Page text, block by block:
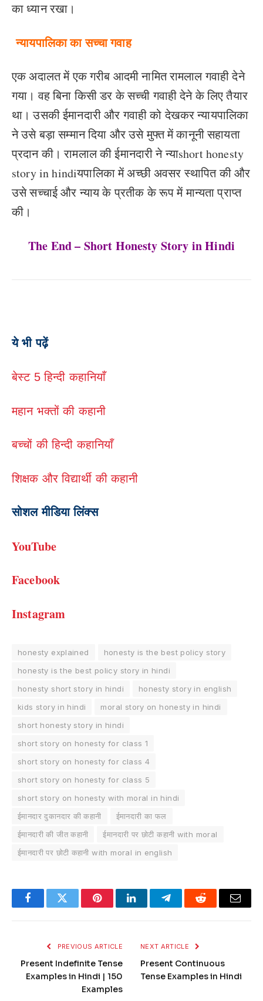
का ध्यान रखा।
न्यायपालिका का सच्चा गवाह
एक अदालत में एक गरीब आदमी नामित रामलाल गवाही देने
गया। वह बिना किसी डर के सच्ची गवाही देने के लिए तैयार
था। उसकी ईमानदारी और गवाही को देखकर न्यायपालिका
ने उसे बड़ा सम्मान दिया और उसे मुफ्त में कानूनी सहायता
प्रदान की। रामलाल की ईमानदारी ने न्याshort honesty
story in hindiयपालिका में अच्छी अवसर स्थापित की और
उसे सच्चाई और न्याय के प्रतीक के रूप में मान्यता प्राप्त
की।
The End – Short Honesty Story in Hindi
ये भी पढ़ें
बेस्ट 5 हिन्दी कहानियाँ
महान भक्तों की कहानी
बच्चों की हिन्दी कहानियाँ
शिक्षक और विद्यार्थी की कहानी
सोशल मीडिया लिंक्स
YouTube
Facebook
Instagram
honesty explained
honesty is the best policy story
honesty is the best policy story in hindi
honesty short story in hindi
honesty story in english
kids story in hindi
moral story on honesty in hindi
short honesty story in hindi
short story on honesty for class 1
short story on honesty for class 4
short story on honesty for class 5
short story on honesty with moral in hindi
ईमानदार दुकानदार की कहानी
ईमानदारी का फल
ईमानदारी की जीत कहानी
ईमानदारी पर छोटी कहानी with moral
ईमानदारी पर छोटी कहानी with moral in english
FacebookTwitter PinterestLinkedInTelegramReddit Email
PREVIOUS ARTICLE
Present Indefinite Tense
Examples in Hindi | 150
Examples
NEXT ARTICLE
Present Continuous
Tense Examples in Hindi